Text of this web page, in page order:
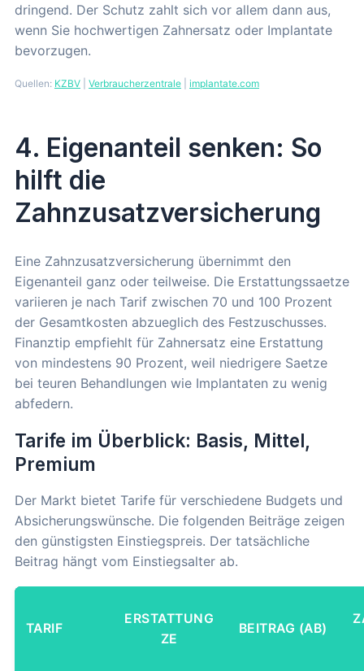
dringend. Der Schutz zahlt sich vor allem dann aus,
wenn Sie hochwertigen Zahnersatz oder Implantate
bevorzugen.
Quellen: KZBV Verbraucherzentrale implantate.com
4. Eigenanteil senken: So
hilft die
Zahnzusatzversicherung
Eine Zahnzusatzversicherung übernimmt den
Eigenanteil ganz oder teilweise. Die Erstattungssaetze
variieren je nach Tarif zwischen 70 und 100 Prozent
der Gesamtkosten abzueglich des Festzuschusses.
Finanztip empfiehlt für Zahnersatz eine Erstattung
von mindestens 90 Prozent, weil niedrigere Saetze
bei teuren Behandlungen wie Implantaten zu wenig
abfedern.
Tarife im Überblick: Basis, Mittel,
Premium
Der Markt bietet Tarife für verschiedene Budgets und
Absicherungswünsche. Die folgenden Beiträge zeigen
den günstigsten Einstiegspreis. Der tatsächliche
Beitrag hängt vom Einstiegsalter ab.
TARIF
ERSTATTUNG
ZE
BEITRAG (AB)